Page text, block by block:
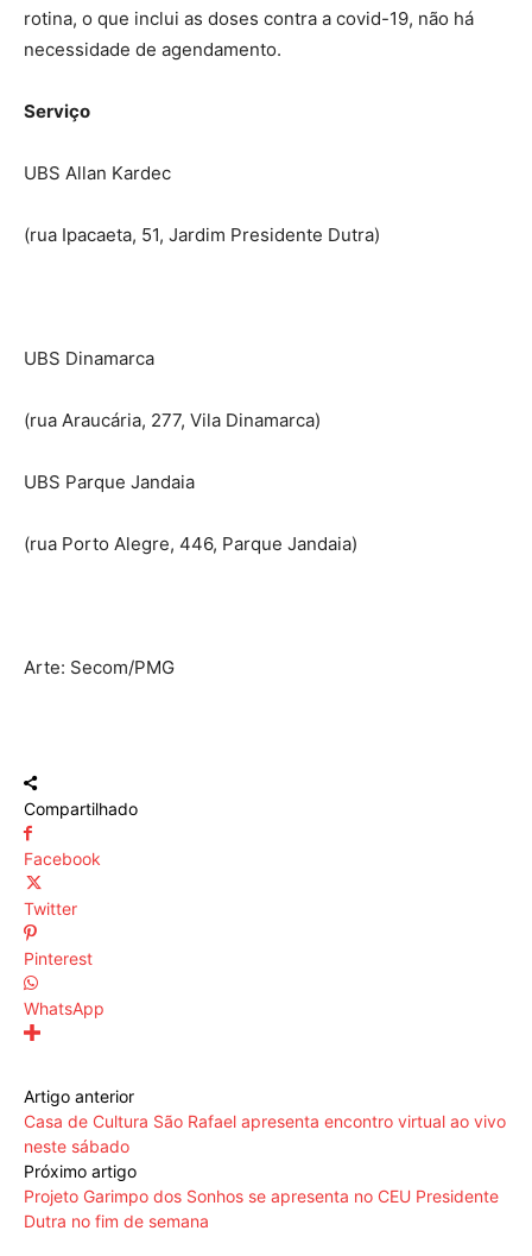
rotina, o que inclui as doses contra a covid-19, não há
necessidade de agendamento.
Serviço
UBS Allan Kardec
(rua Ipacaeta, 51, Jardim Presidente Dutra)
UBS Dinamarca
(rua Araucária, 277, Vila Dinamarca)
UBS Parque Jandaia
(rua Porto Alegre, 446, Parque Jandaia)
Arte: Secom/PMG
Compartilhado
Facebook
Twitter
Pinterest
WhatsApp
Artigo anterior
Casa de Cultura São Rafael apresenta encontro virtual ao vivo
neste sábado
Próximo artigo
Projeto Garimpo dos Sonhos se apresenta no CEU Presidente
Dutra no fim de semana